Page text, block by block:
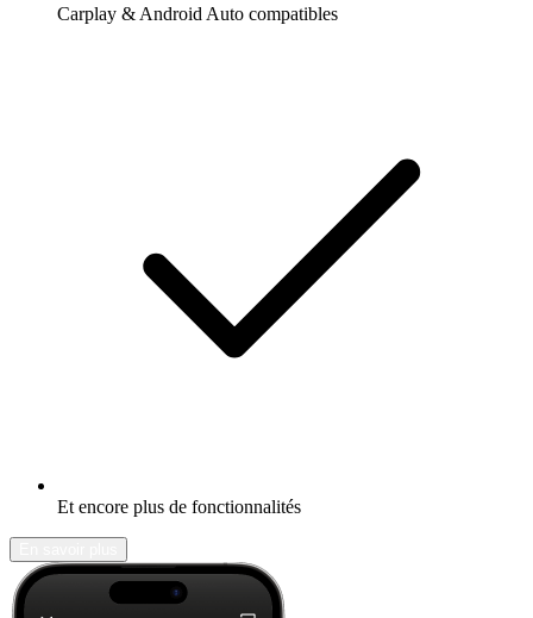
Carplay & Android Auto compatibles
Et encore plus de fonctionnalités